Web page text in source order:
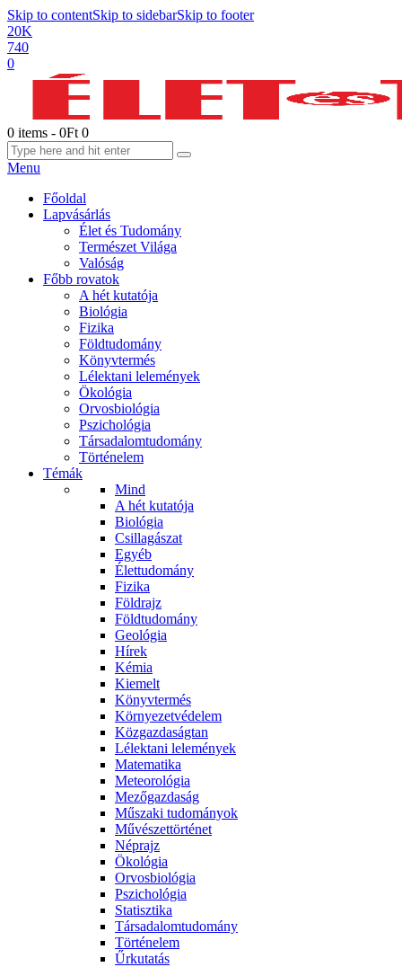
Skip to contentSkip to sidebarSkip to footer
20K
740
0
0 items - 0Ft 0
Menu
Főoldal
Lapvásárlás
Élet és Tudomány
Természet Világa
Valóság
Főbb rovatok
A hét kutatója
Biológia
Fizika
Földtudomány
Könyvtermés
Lélektani lelemények
Ökológia
Orvosbiológia
Pszichológia
Társadalomtudomány
Történelem
Témák
Mind
A hét kutatója
Biológia
Csillagászat
Egyéb
Élettudomány
Fizika
Földrajz
Földtudomány
Geológia
Hírek
Kémia
Kiemelt
Könyvtermés
Környezetvédelem
Közgazdaságtan
Lélektani lelemények
Matematika
Meteorológia
Mezőgazdaság
Műszaki tudományok
Művészettörténet
Néprajz
Ökológia
Orvosbiológia
Pszichológia
Statisztika
Társadalomtudomány
Történelem
Űrkutatás